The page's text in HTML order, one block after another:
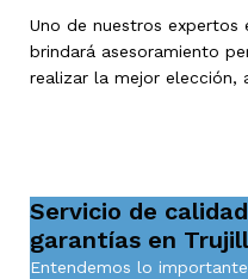
Uno de nuestros expertos
brindará asesoramiento
realizar la mejor elección,
Servicio de
garantías en
Entendemos lo